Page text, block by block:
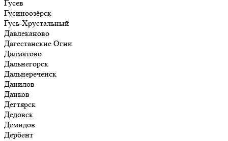
Гусев
Гусиноозёрск
Гусь-Хрустальный
Давлеканово
Дагестанские Огни
Далматово
Дальнегорск
Дальнереченск
Данилов
Данков
Дегтярск
Дедовск
Демидов
Дербент